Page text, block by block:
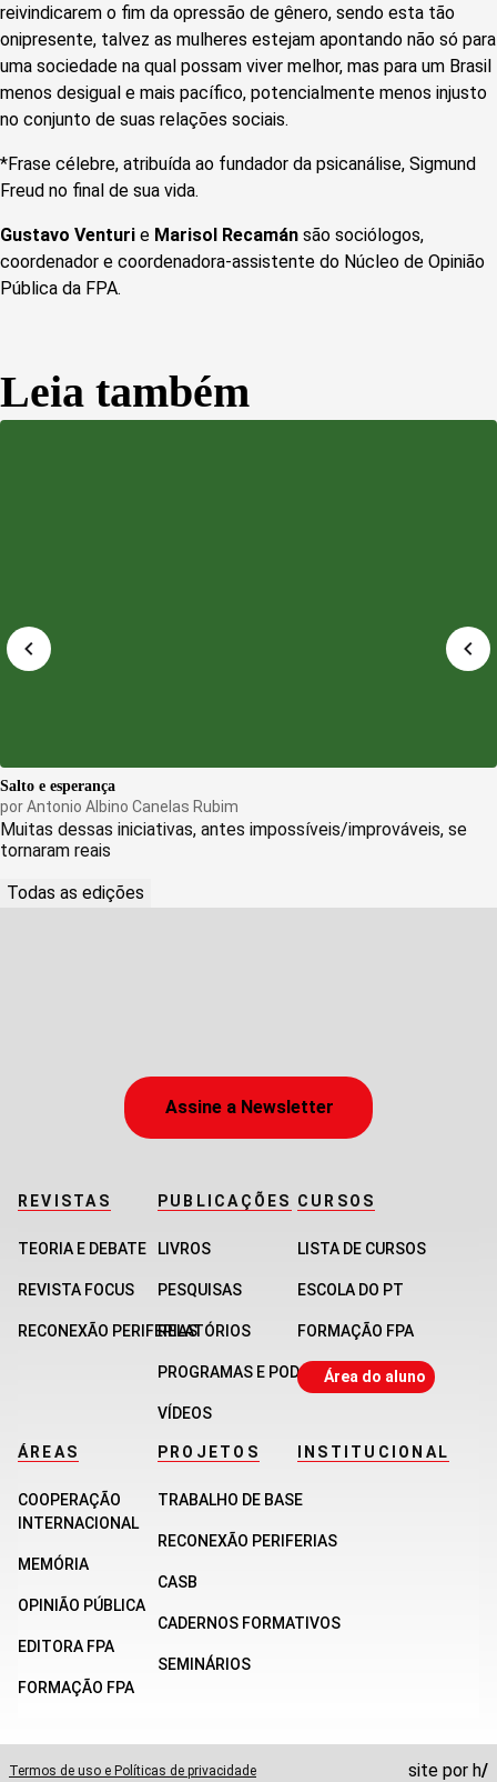
reivindicarem o fim da opressão de gênero, sendo esta tão
onipresente, talvez as mulheres estejam apontando não só para
uma sociedade na qual possam viver melhor, mas para um Brasil
menos desigual e mais pacífico, potencialmente menos injusto
no conjunto de suas relações sociais.
*Frase célebre, atribuída ao fundador da psicanálise, Sigmund
Freud no final de sua vida.
Gustavo Venturi e Marisol Recamán são sociólogos,
coordenador e coordenadora-assistente do Núcleo de Opinião
Pública da FPA.
Leia também
Salto e esperança
porAntonio Albino Canelas Rubim
Muitas dessas iniciativas, antes impossíveis/improváveis, se
tornaram reais
Todas as edições
Assine a Newsletter
REVISTAS
TEORIA E DEBATE
REVISTA FOCUS
RECONEXÃO PERIFERIAS
PUBLICAÇÕES
LIVROS
PESQUISAS
RELATÓRIOS
PROGRAMAS E PODCASTS
VÍDEOS
CURSOS
LISTA DE CURSOS
ESCOLA DO PT
FORMAÇÃO FPA
Área do aluno
ÁREAS
COOPERAÇÃO
INTERNACIONAL
MEMÓRIA
OPINIÃO PÚBLICA
EDITORA FPA
FORMAÇÃO FPA
PROJETOS
TRABALHO DE BASE
RECONEXÃO PERIFERIAS
CASB
CADERNOS FORMATIVOS
SEMINÁRIOS
INSTITUCIONAL
Termos de uso e Políticas de privacidade site por h/